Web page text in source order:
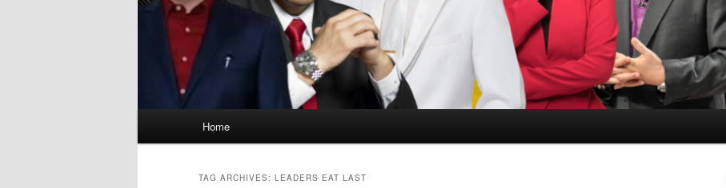
Home
TAG ARCHIVES: LEADERS EAT LAST